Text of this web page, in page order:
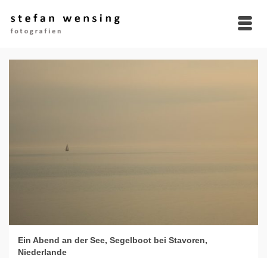
Ein Abend an der See, Segelboot bei Stavoren,
Niederlande